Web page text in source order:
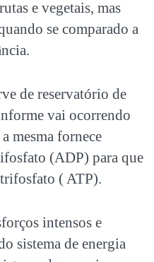
e vegetais, mas
se comparado a
de reservatório de
vai ocorrendo
mesma fornece
(ADP) para que
( ATP).
intensos e
sistema de energia